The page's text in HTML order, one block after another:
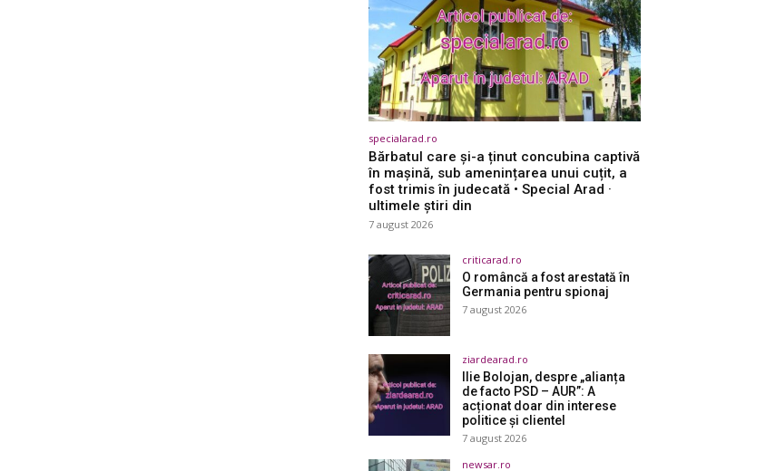
specialarad.ro
Bărbatul care și-a ținut concubina captivă
în mașină, sub amenințarea unui cuțit, a
fost trimis în judecată • Special Arad ·
ultimele știri din
7 august 2026
criticarad.ro
O româncă a fost arestată în
Germania pentru spionaj
7 august 2026
ziardearad.ro
Ilie Bolojan, despre „alianța
de facto PSD – AUR”: A
acționat doar din interese
politice și clientel
7 august 2026
newsar.ro